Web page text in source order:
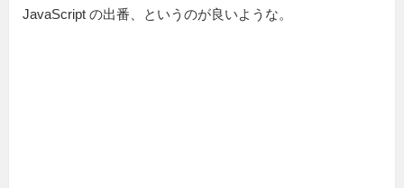
JavaScript の出番、というのが良いような。